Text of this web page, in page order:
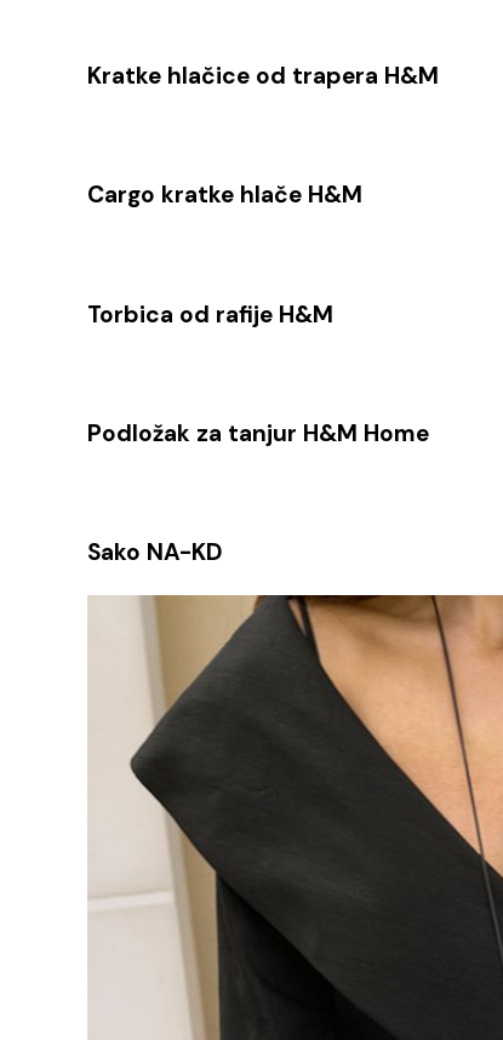
Kratke hlačice od trapera H&M
Cargo kratke hlače H&M
Torbica od rafije H&M
Podložak za tanjur H&M Home
Sako NA-KD